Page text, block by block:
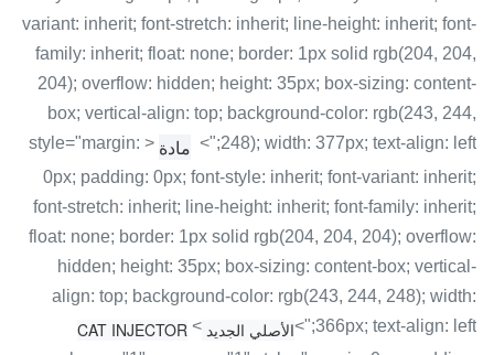
variant: inherit; font-stretch: inherit; line-height: inherit; font-
family: inherit; float: none; border: 1px solid rgb(204, 204,
204); overflow: hidden; height: 35px; box-sizing: content-
box; vertical-align: top; background-color: rgb(243, 244,
248); width: 377px; text-align: left;">
مادة
< style="margin:
0px; padding: 0px; font-style: inherit; font-variant: inherit;
font-stretch: inherit; line-height: inherit; font-family: inherit;
float: none; border: 1px solid rgb(204, 204, 204); overflow:
hidden; height: 35px; box-sizing: content-box; vertical-
align: top; background-color: rgb(243, 244, 248); width:
366px; text-align: left;">
الأصلي الجديد CAT INJECTOR <